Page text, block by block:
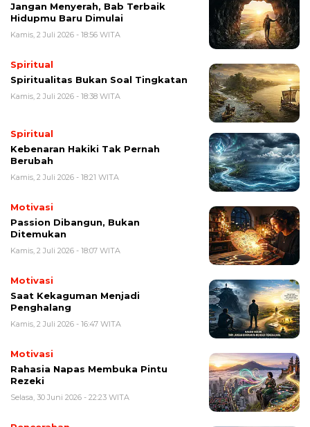
Jangan Menyerah, Bab Terbaik
Hidupmu Baru Dimulai
Kamis, 2 Juli 2026 - 18:56 WITA
Spiritual
Spiritualitas Bukan Soal Tingkatan
Kamis, 2 Juli 2026 - 18:38 WITA
Spiritual
Kebenaran Hakiki Tak Pernah
Berubah
Kamis, 2 Juli 2026 - 18:21 WITA
Motivasi
Passion Dibangun, Bukan
Ditemukan
Kamis, 2 Juli 2026 - 18:07 WITA
Motivasi
Saat Kekaguman Menjadi
Penghalang
Kamis, 2 Juli 2026 - 16:47 WITA
Motivasi
Rahasia Napas Membuka Pintu
Rezeki
Selasa, 30 Juni 2026 - 22:23 WITA